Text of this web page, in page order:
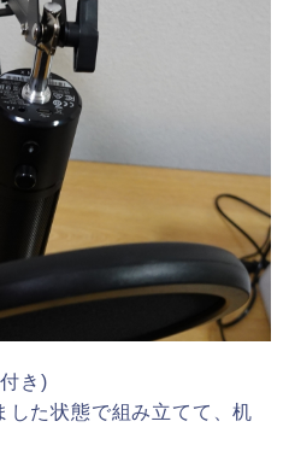
き)
した状態で組み立てて、机